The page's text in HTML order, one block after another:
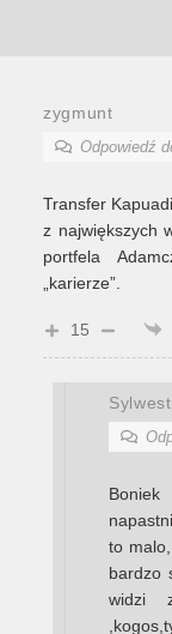
zygmunt
Odpowiedź
Transfer
z największych
portfela
„karierze”.
15
Boniek
to
bardzo
widzi